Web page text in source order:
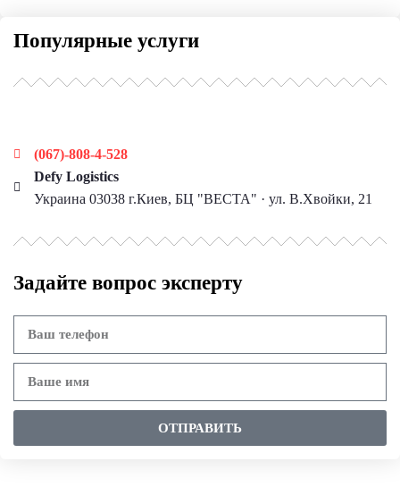
Популярные услуги
(067)-808-4-528
Defy Logistics
Украина 03038 г.Киев, БЦ "ВЕСТА" · ул. В.Хвойки, 21
Задайте вопрос эксперту
ОТПРАВИТЬ